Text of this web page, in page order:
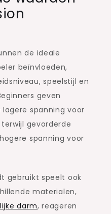
de ideale
beïnvloeden,
speelstijl en
geven
spanning voor
gevorderde
spanning voor
gebruikt speelt ook
materialen,
darm, reageren